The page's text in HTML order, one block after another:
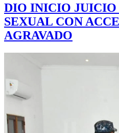
DIO INICIO JUICIO
SEXUAL CON
AGRAVADO